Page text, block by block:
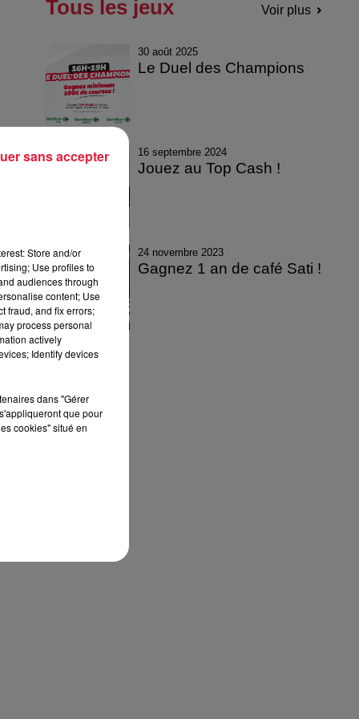
Tous les jeux Voir plus
30 août 2025
Le Duel des Champions
16 septembre 2024
Jouez au Top Cash !
24 novembre 2023
Gagnez 1 an de café Sati !
Store and/or
Use profiles to
audiences through
content; Use
fraud, and fix errors;
process personal
actively
Identify devices
dans "Gérer
que pour
cookies" situé en
sans accepter